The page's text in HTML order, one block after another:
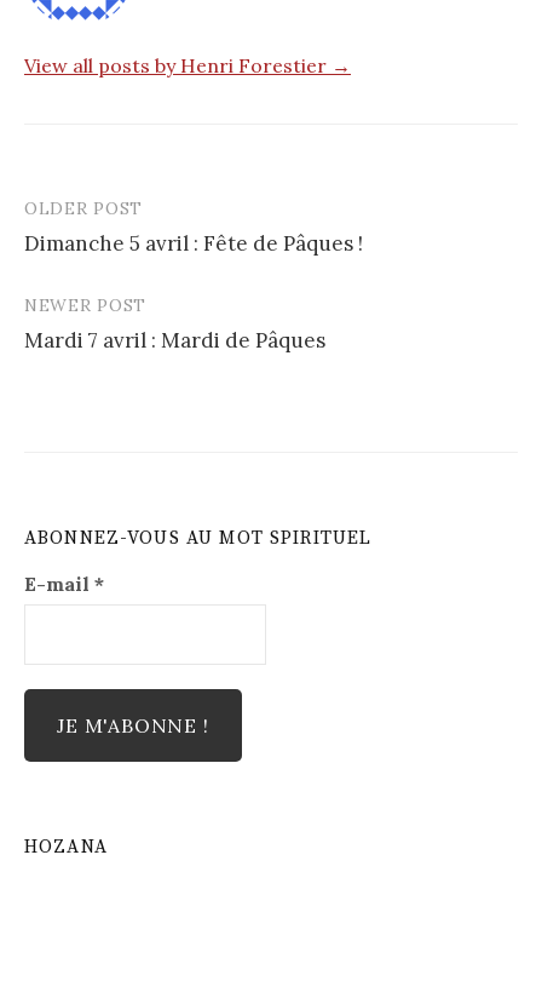
View all posts by Henri Forestier →
Post
navigation
OLDER POST
Dimanche 5 avril : Fête de Pâques !
NEWER POST
Mardi 7 avril : Mardi de Pâques
ABONNEZ-VOUS AU MOT SPIRITUEL
E-mail *
HOZANA